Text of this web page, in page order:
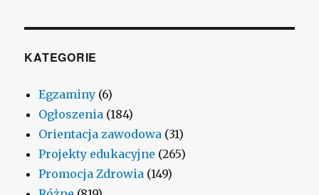
KATEGORIE
Egzaminy (6)
Ogłoszenia (184)
Orientacja zawodowa (31)
Projekty edukacyjne (265)
Promocja Zdrowia (149)